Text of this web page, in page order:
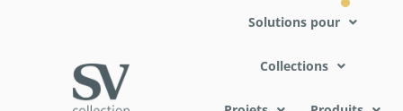
Solutions pour
Collections